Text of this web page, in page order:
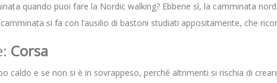
quando puoi fare la Nordic walking? Ebbene sì, la camminata
si fa con l’ausilio di bastoni studiati appositamente, che
Corsa
caldo e se non si è in sovrappeso, perché altrimenti si rischia di